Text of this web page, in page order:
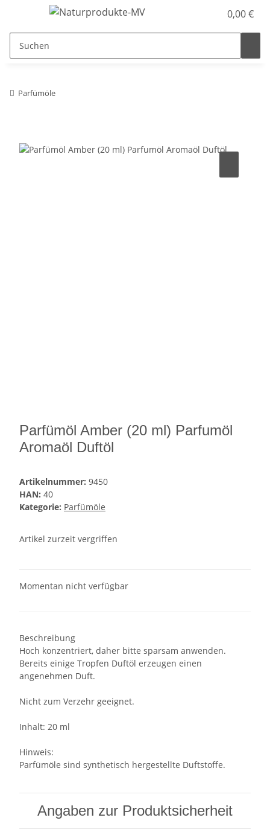
0,00 €
Parfümöle
Parfümöl Amber (20 ml) Parfumöl
Aromaöl Duftöl
Artikelnummer: 9450
HAN: 40
Kategorie: Parfümöle
Artikel zurzeit vergriffen
Momentan nicht verfügbar
Beschreibung
Hoch konzentriert, daher bitte sparsam anwenden.
Bereits einige Tropfen Duftöl erzeugen einen
angenehmen Duft.
Nicht zum Verzehr geeignet.
Inhalt: 20 ml
Hinweis:
Parfümöle sind synthetisch hergestellte Duftstoffe.
Angaben zur Produktsicherheit